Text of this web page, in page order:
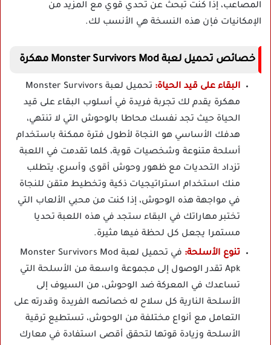
المصاعب، إذا كنت تبحث عن تحدي قوي مع المزيد من
الإمكانيات فإن هذه النسخة هي الأنسب لك.
خصائص تحميل لعبة Monster Survivors Mod مهكرة
البقاء على قيد الحياة:
تحميل لعبة Monster Survivors
مهكرة يقدم لك تجربة فريدة في أسلوب البقاء على قيد
الحياة حيث تجد نفسك محاطا بالوحوش التي لا تنتهي،
هدفك الأساسي هو النجاة لأطول فترة ممكنة باستخدام
أسلحة متنوعة وشخصيات قوية، كلما تقدمت في اللعبة
تزداد التحديات مع ظهور وحوش أقوى وأسرع، يتطلب
منك استخدام استراتيجيات ذكية وتخطيط متقن للنجاة
في مواجهة هذه الوحوش، إذا كنت من محبي الألعاب التي
تختبر مهاراتك في البقاء ستجد في هذه اللعبة تحديا
مستمرا يجعل كل لحظة فيها مثيرة.
تنوع الأسلحة:
في تحميل لعبة Monster Survivors Mod
Apk تقدر الوصول إلى مجموعة واسعة من الأسلحة التي
تساعدك في المعركة ضد الوحوش، من السيوف إلى
الأسلحة النارية كل سلاح له خصائصه الفريدة وقدرته على
التعامل مع أنواع مختلفة من الوحوش، تستطيع ترقية
الأسلحة وزيادة قوتها لتحقق أقصى استفادة في معارك